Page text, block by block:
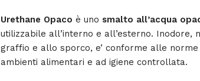
Urethane Opaco è uno smalto all’acqua
utilizzabile all’interno e all’esterno. Inodore,
graffio e allo sporco, e’ conforme alle norme
ambienti alimentari e ad igiene controllata.